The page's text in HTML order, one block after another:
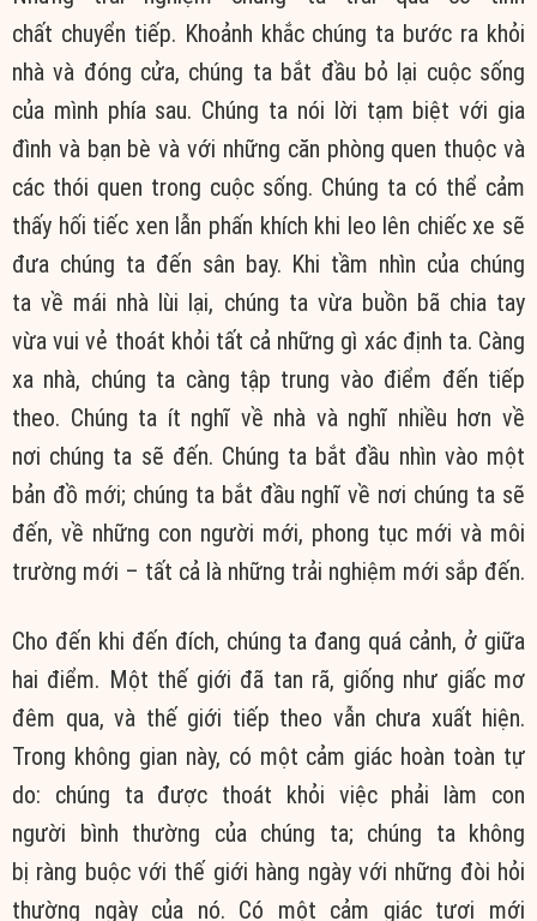
chất chuyển tiếp. Khoảnh khắc chúng ta bước ra khỏi
nhà và đóng cửa, chúng tabắt đầu bỏ lại cuộc sống
của mình phía sau. Chúng ta nói lời tạm biệt với gia
đình và bạn bè và với những căn phòng quen thuộc và
các thói quen trong cuộc sống. Chúng ta có thể cảm
thấy hối tiếc xen lẫn phấn khích khi leo lên chiếc xe sẽ
đưa chúng tađến sân bay. Khi tầm nhìn của chúng
ta về mái nhà lùi lại, chúng tavừa buồn bã chia tay
vừavui vẻ thoát khỏi tất cả những gì xác định ta. Càng
xa nhà, chúng ta càng tập trung vào điểm đến tiếp
theo. Chúng ta ít nghĩ về nhà và nghĩ nhiều hơn về
nơi chúng ta sẽ đến. Chúng ta bắt đầu nhìn vào một
bản đồ mới; chúng tabắt đầu nghĩ về nơi chúng ta sẽ
đến, về những con người mới, phong tục mới và môi
trường mới – tất cả là những trải nghiệm mới sắp đến.
Cho đến khi đến đích, chúng ta đang quá cảnh, ở giữa
hai điểm. Một thế giới đã tan rã, giống như giấc mơ
đêm qua, và thế giới tiếp theo vẫn chưa xuất hiện.
Trong không gian này, có một cảm giác hoàn toàn tự
do: chúng tađược thoát khỏi việc phải làm con
người
bình thường của chúng ta; chúng takhông
bị ràng buộcvới thế giới hàng ngày với những đòi hỏi
thường ngày của nó. Có một cảm giáctươi mới